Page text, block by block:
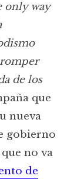
only way
de los
que
nueva
gobierno
no va
de